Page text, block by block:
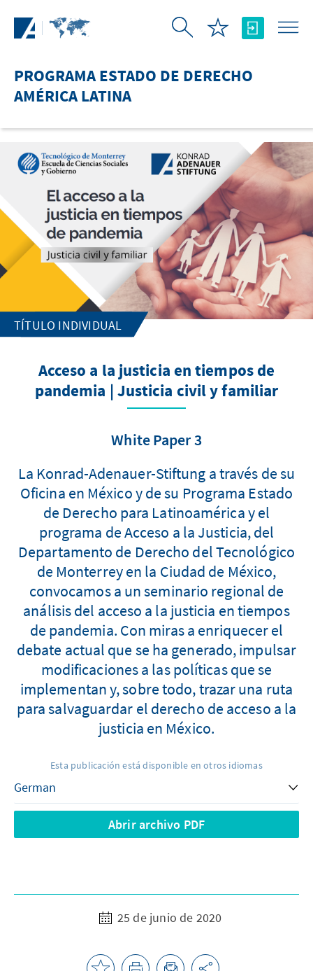
PROGRAMA ESTADO DE DERECHO
AMÉRICA LATINA
TÍTULO INDIVIDUAL
Acceso a la justicia en tiempos de
pandemia | Justicia civil y familiar
White Paper 3
La Konrad-Adenauer-Stiftung a través de su
Oficina en México y de su Programa Estado
de Derecho para Latinoamérica y el
programa de Acceso a la Justicia, del
Departamento de Derecho del Tecnológico
de Monterrey en la Ciudad de México,
convocamos a un seminario regional de
análisis del acceso a la justicia en tiempos
de pandemia. Con miras a enriquecer el
debate actual que se ha generado, impulsar
modificaciones a las políticas que se
implementan y, sobre todo, trazar una ruta
para salvaguardar el derecho de acceso a la
justicia en México.
Esta publicación está disponible en otros idiomas
Abrir archivo PDF
25 de junio de 2020